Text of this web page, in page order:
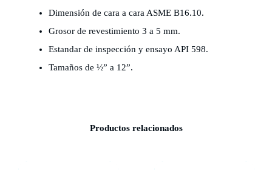
Dimensión de cara a cara ASME B16.10.
Grosor de revestimiento 3 a 5 mm.
Estandar de inspección y ensayo API 598.
Tamaños de ½” a 12”.
Productos relacionados